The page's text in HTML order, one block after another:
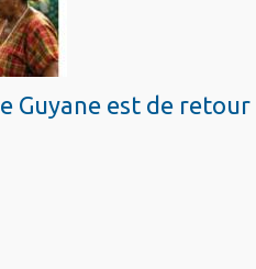
Guyane est de retour